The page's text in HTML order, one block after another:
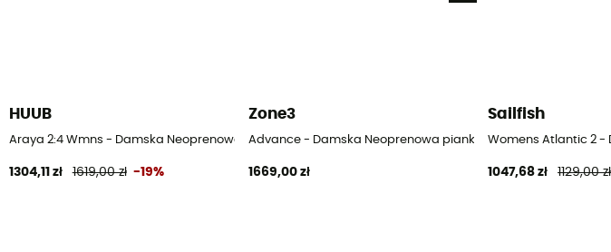
pływania triathlon
HUUB
Araya 2:4 Wmns - Damska Neoprenowa pianka do pływania triathlon
1304,11 zł 1619,00 zł -19%
Zone3
Advance - Damska Neoprenowa pianka do pływania triathlon
1669,00 zł
Sailfish
Womens Atlantic 2 -
1047,68 zł 1129,00 zł